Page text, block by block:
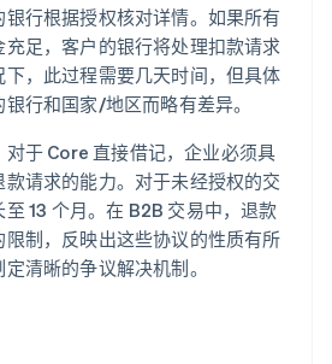
银行根据授权核对详情。如果所有
足，客户的银行将处理扣款请求
，此过程需要几天时间，但具体
行和国家/地区而略有差异。
对于 Core 直接借记，企业必须具
请求的能力。对于未经授权的交
13 个月。在 B2B 交易中，退款
制，反映出这些协议的性质有所
清晰的争议解决机制。